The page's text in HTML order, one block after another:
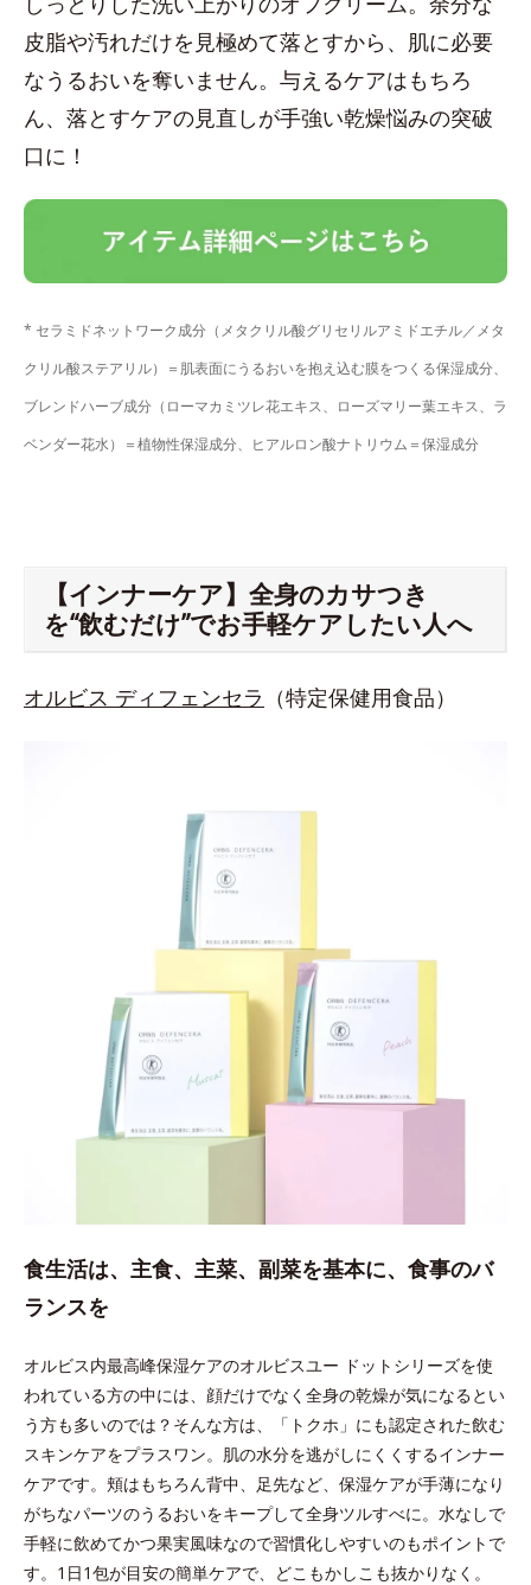
皮脂や汚れだけを見極めて落とすから、肌に必要
なうるおいを奪いません。与えるケアはもちろ
ん、落とすケアの見直しが手強い乾燥悩みの突破
口に！
* セラミドネットワーク成分（メタクリル酸グリセリルアミドエチル／メタ
クリル酸ステアリル）＝肌表面にうるおいを抱え込む膜をつくる保湿成分、
ブレンドハーブ成分（ローマカミツレ花エキス、ローズマリー葉エキス、ラ
ベンダー花水）＝植物性保湿成分、ヒアルロン酸ナトリウム＝保湿成分
【インナーケア】全身のカサつき
を“飲むだけ”でお手軽ケアしたい人へ
オルビス ディフェンセラ （特定保健用食品）
食生活は、主食、主菜、副菜を基本に、食事のバ
ランスを
オルビス内最高峰保湿ケアのオルビスユー ドットシリーズを使
われている方の中には、顔だけでなく全身の乾燥が気になるとい
う方も多いのでは？そんな方は、「トクホ」にも認定された飲む
スキンケアをプラスワン。肌の水分を逃がしにくくするインナー
ケアです。頬はもちろん背中、足先など、保湿ケアが手薄になり
がちなパーツのうるおいをキープして全身ツルすべに。水なしで
手軽に飲めてかつ果実風味なので習慣化しやすいのもポイントで
す。1日1包が目安の簡単ケアで、どこもかしこも抜かりなく。